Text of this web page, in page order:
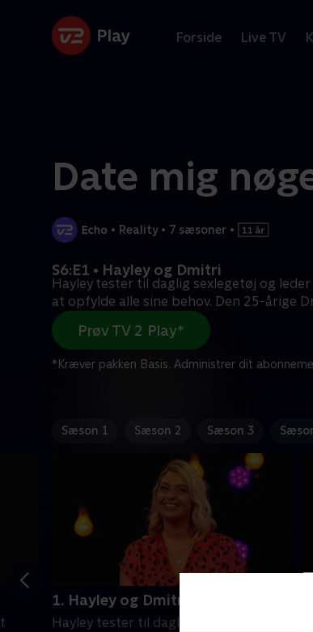
Forside Live TV
Date mig
• Reality • 7 sæsoner •
S6:E1 • Hayley og Dmitri
Hayley tester til daglig sexlegetøj og
at opfylde alle sine behov. Den 25-årige
Prøv TV 2 Play*
*Kræver pakken Basis. Administrer dit
Sæson 1 Sæson 2 Sæson 3
1. Hayley og Dmitri
Hayley tester til daglig sexlegetøj og